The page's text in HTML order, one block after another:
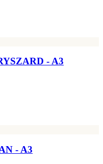
- A3
- A3